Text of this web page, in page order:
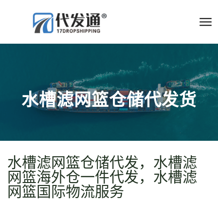
水槽滤网篮仓储代发货
水槽滤网篮仓储代发，水槽滤
网篮海外仓一件代发，水槽滤
网篮国际物流服务